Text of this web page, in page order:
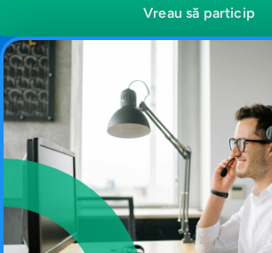
Vreau să particip